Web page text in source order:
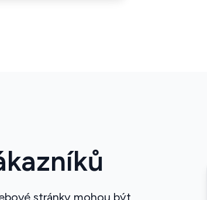
stránky mohou být